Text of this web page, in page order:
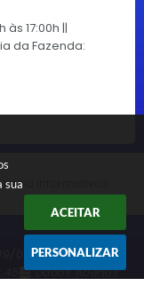
sua
ACEITAR
PERSONALIZAR
informativos
17:00h ||
da Fazenda:
06/2026
Dados Abertos